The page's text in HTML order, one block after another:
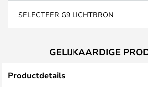
SELECTEER G9 LICHTBRON
GELIJKAARDIGE
Productdetails